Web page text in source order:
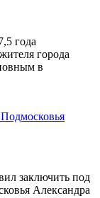
года
города
в
заключить под
Александра